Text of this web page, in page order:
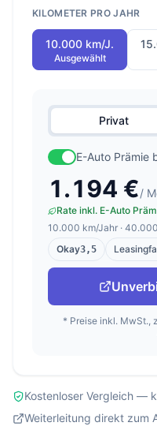
KILOMETER PRO JAHR
10.000 km/J.
Ausgewählt
Privat
E-Auto Prämie
1.194 €/
Rate inkl. E-Auto
10.000 km/Jahr ·
Okay3,5
* Preise inkl. MwSt.,
Kostenloser Vergleich —
Weiterleitung direkt zum